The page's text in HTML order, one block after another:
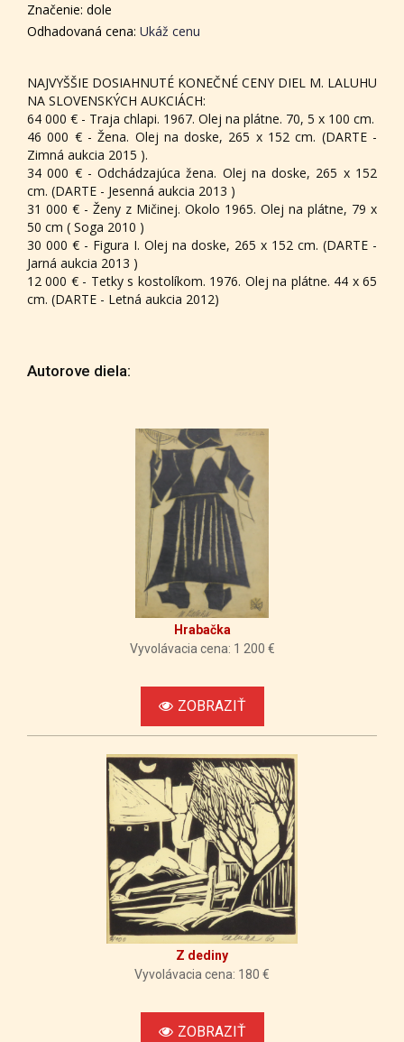
Značenie: dole
Odhadovaná cena: Ukáž cenu
NAJVYŠŠIE DOSIAHNUTÉ KONEČNÉ CENY DIEL M. LALUHU
NA SLOVENSKÝCH AUKCIÁCH:
64 000 € - Traja chlapi. 1967. Olej na plátne. 70, 5 x 100 cm.
46 000 € - Žena. Olej na doske, 265 x 152 cm. (DARTE -
Zimná aukcia 2015 ).
34 000 € - Odchádzajúca žena. Olej na doske, 265 x 152
cm. (DARTE - Jesenná aukcia 2013 )
31 000 € - Ženy z Mičinej. Okolo 1965. Olej na plátne, 79 x
50 cm ( Soga 2010 )
30 000 € - Figura I. Olej na doske, 265 x 152 cm. (DARTE -
Jarná aukcia 2013 )
12 000 € - Tetky s kostolíkom. 1976. Olej na plátne. 44 x 65
cm. (DARTE - Letná aukcia 2012)
Autorove diela:
Hrabačka
Vyvolávacia cena: 1 200 €
ZOBRAZIŤ
Z dediny
Vyvolávacia cena: 180 €
ZOBRAZIŤ